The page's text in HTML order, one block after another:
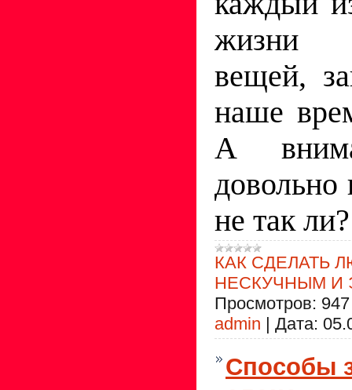
жизни
вещей,
наше
А
довольно
не так ли?
КАК СДЕЛАТЬ
НЕСКУЧНЫМ И
Просмотров: 947
admin | Дата:
Способы